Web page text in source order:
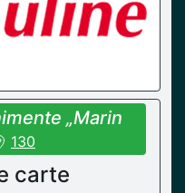
„Marin
130
carte